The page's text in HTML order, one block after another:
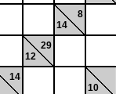
8
14
29
12
14
10